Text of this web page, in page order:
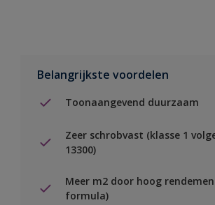
Belangrijkste voordelen
Toonaangevend duurzaam
Zeer schrobvast (klasse 1
13300)
Meer m2 door hoog
formula)